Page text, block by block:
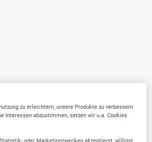
zu erleichtern, unsere Produkte zu verbessern
Interessen abzustimmen, setzen wir u.a. Cookies
oder Marketingzwecken akzeptierst, willigst